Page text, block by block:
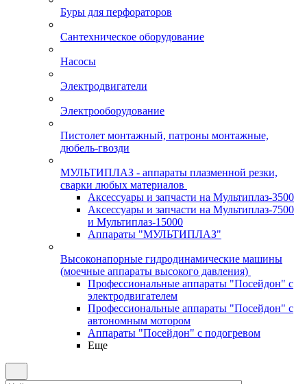
Буры для перфораторов
Сантехническое оборудование
Насосы
Электродвигатели
Электрооборудование
Пистолет монтажный, патроны монтажные,
дюбель-гвозди
МУЛЬТИПЛАЗ - аппараты плазменной резки,
сварки любых материалов
Аксессуары и запчасти на Мультиплаз-3500
Аксессуары и запчасти на Мультиплаз-7500
и Мультиплаз-15000
Аппараты "МУЛЬТИПЛАЗ"
Высоконапорные гидродинамические машины
(моечные аппараты высокого давления)
Профессиональные аппараты "Посейдон" с
электродвигателем
Профессиональные аппараты "Посейдон" с
автономным мотором
Аппараты "Посейдон" с подогревом
Еще